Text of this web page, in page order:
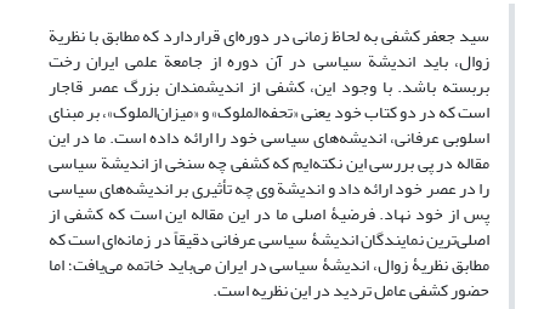
سید جعفر کشفی به لحاظ زمانی در دوره‌ای قراردارد که مطابق با نظریة
زوال، باید اندیشة سیاسی در آن دوره از جامعة علمی ایران رخت
بربسته باشد. با وجود این، کشفی از اندیشمندان بزرگ عصر قاجار
است که در دو کتاب خود یعنی «تحفه‌الملوک» و «میزان‌الملوک»، بر مبنای
اسلوبی عرفانی، اندیشه‌های سیاسی خود را ارائه داده است. ما در این
مقاله در پی بررسی این نکته‌ایم که کشفی چه سنخی از اندیشة سیاسی
را در عصر خود ارائه داد و اندیشة وی چه تأثیری بر اندیشه‌های سیاسی
پس از خود نهاد. فرضیۀ اصلی ما در این مقاله این است که کشفی از
اصلی‌ترین نمایندگان اندیشۀ سیاسی عرفانی دقیقاً در زمانه‌ای است که
مطابق نظریۀ زوال، اندیشۀ سیاسی در ایران می‌باید خاتمه می‌یافت؛ اما
حضور کشفی عامل تردید در این نظریه است.